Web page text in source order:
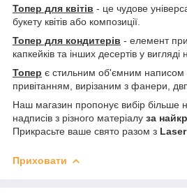
Топер для квітів - це чудове
букету квітів або композиції.
Топер для кондитерів - елемент
капкейків та інших десертів у вигляді
Топер є стильним об'ємним
привітанням, вирізаним з фанери,
Наш магазин пропонує вибір більше
надписів з різного матеріалу за
Прикрасьте ваше свято разом з
Приховати